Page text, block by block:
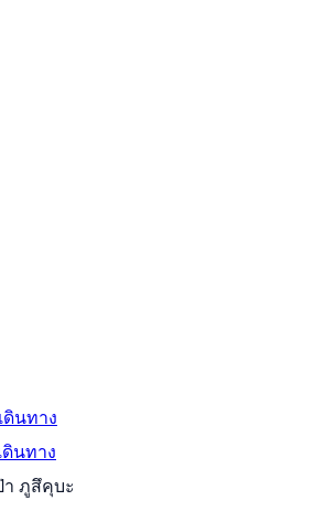
ดินทาง
ดินทาง
า ภูสึคุบะ